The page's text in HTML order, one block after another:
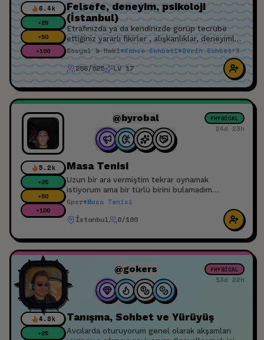
6.4k
+25
+50
+100
Felsefe, deneyim, psikoloji
(İstanbul)
Etrafınızda ya da kendinizde görüp tecrübe
ettiğiniz yararlı fikirler , alışkanlıklar, deneyimler
gibi birbirimizin hayatını, sorunlarını farklı bakış
açılarıyla geliştirmek
Sosyal & Hobi#Kahve Sohbeti#Derin Sohbet+3
256/525 LV 17
5.2k
+25
+50
+100
@byrobal PHYSICAL
24d 23h
Masa Tenisi
Uzun bir ara vermiştim tekrar oynamak
istiyorum ama bir türlü birini bulamadım
İstanbulda herhangi bir konumda olabilir
Spor#Masa Tenisi
İstanbul 0/100
4.8k
+25
@gokers PHYSICAL
13d 22h
Tanışma, Sohbet ve Yürüyüş
Avcılarda oturuyorum genel olarak akşamları